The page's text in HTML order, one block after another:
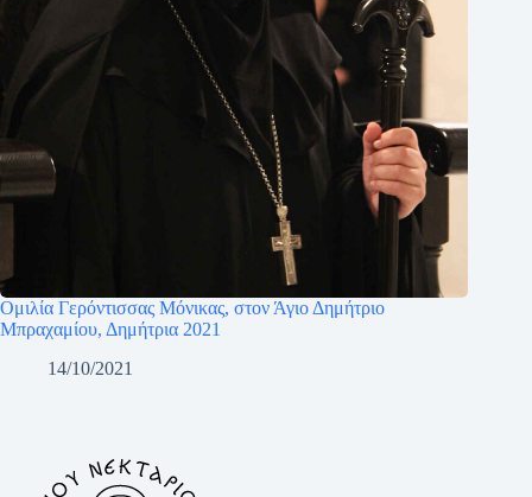
Ομιλία Γερόντισσας Μόνικας, στον Άγιο Δημήτριο
Μπραχαμίου, Δημήτρια 2021
14/10/2021